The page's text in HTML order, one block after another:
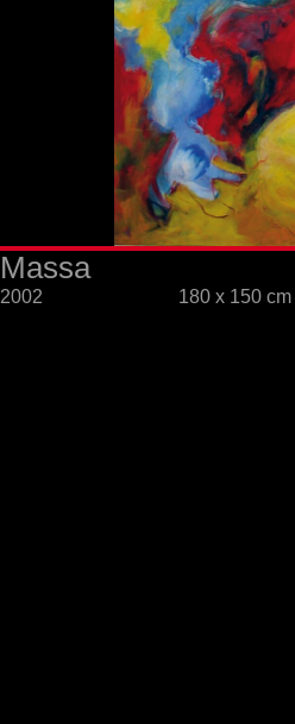
Massa
2002 180 x 150